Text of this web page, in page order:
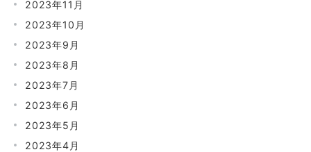
2023年11月
2023年10月
2023年9月
2023年8月
2023年7月
2023年6月
2023年5月
2023年4月